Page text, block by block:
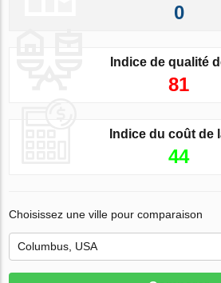
0
Indice de qualité
81
Indice du coût de
44
Choisissez une ville pour comparaison